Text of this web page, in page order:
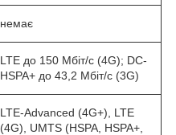
немає
LTE до 150 Мбіт/с (4G); DC-
HSPA+ до 43,2 Мбіт/с (3G)
LTE-Advanced (4G+), LTE
(4G), UMTS (HSPA, HSPA+,